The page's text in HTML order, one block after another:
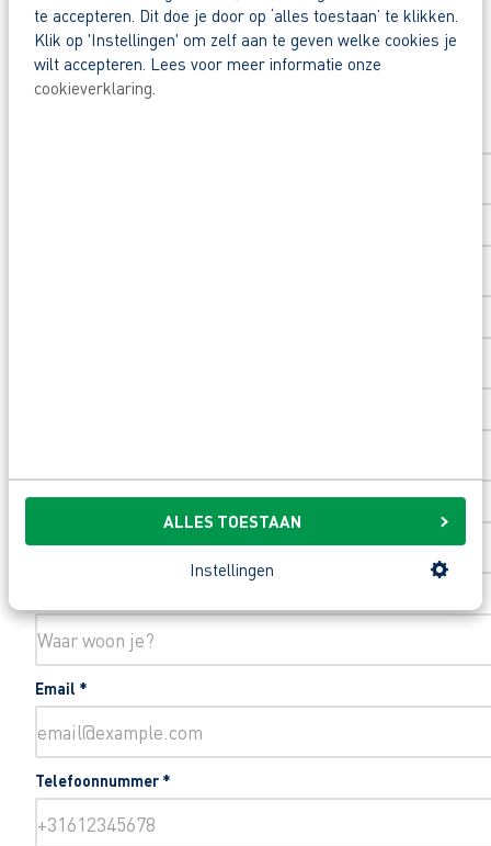
te accepteren. Dit doe je door op ‘alles toestaan’ te klikken.
Klik op 'Instellingen' om zelf aan te geven welke cookies je
wilt accepteren. Lees voor meer informatie onze
cookieverklaring.
ALLES TOESTAAN
Instellingen
Waarom solliciteren via AB Vakwerk?
Snel naar een vast contract.
Beoordeeld door flexkrachten met een 9+.
Solliciteer direct
Toevoeging huisnummer
Email *
Telefoonnummer *